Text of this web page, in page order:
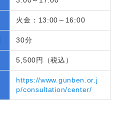
火金：13:00～16:00
30分
5,500円（税込）
https://www.gunben.or.j
p/consultation/center/